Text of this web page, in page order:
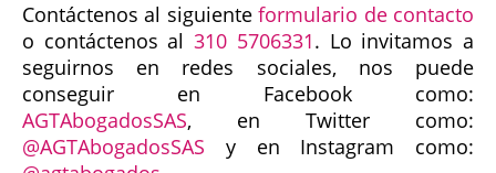
Contáctenos al siguienteformulario de contacto
o contáctenos al310 5706331. Lo invitamos a
seguirnos en redes sociales, nos puede
conseguir en Facebook como:
AGTAbogadosSAS, en Twitter como:
@AGTAbogadosSAS y en Instagram como: